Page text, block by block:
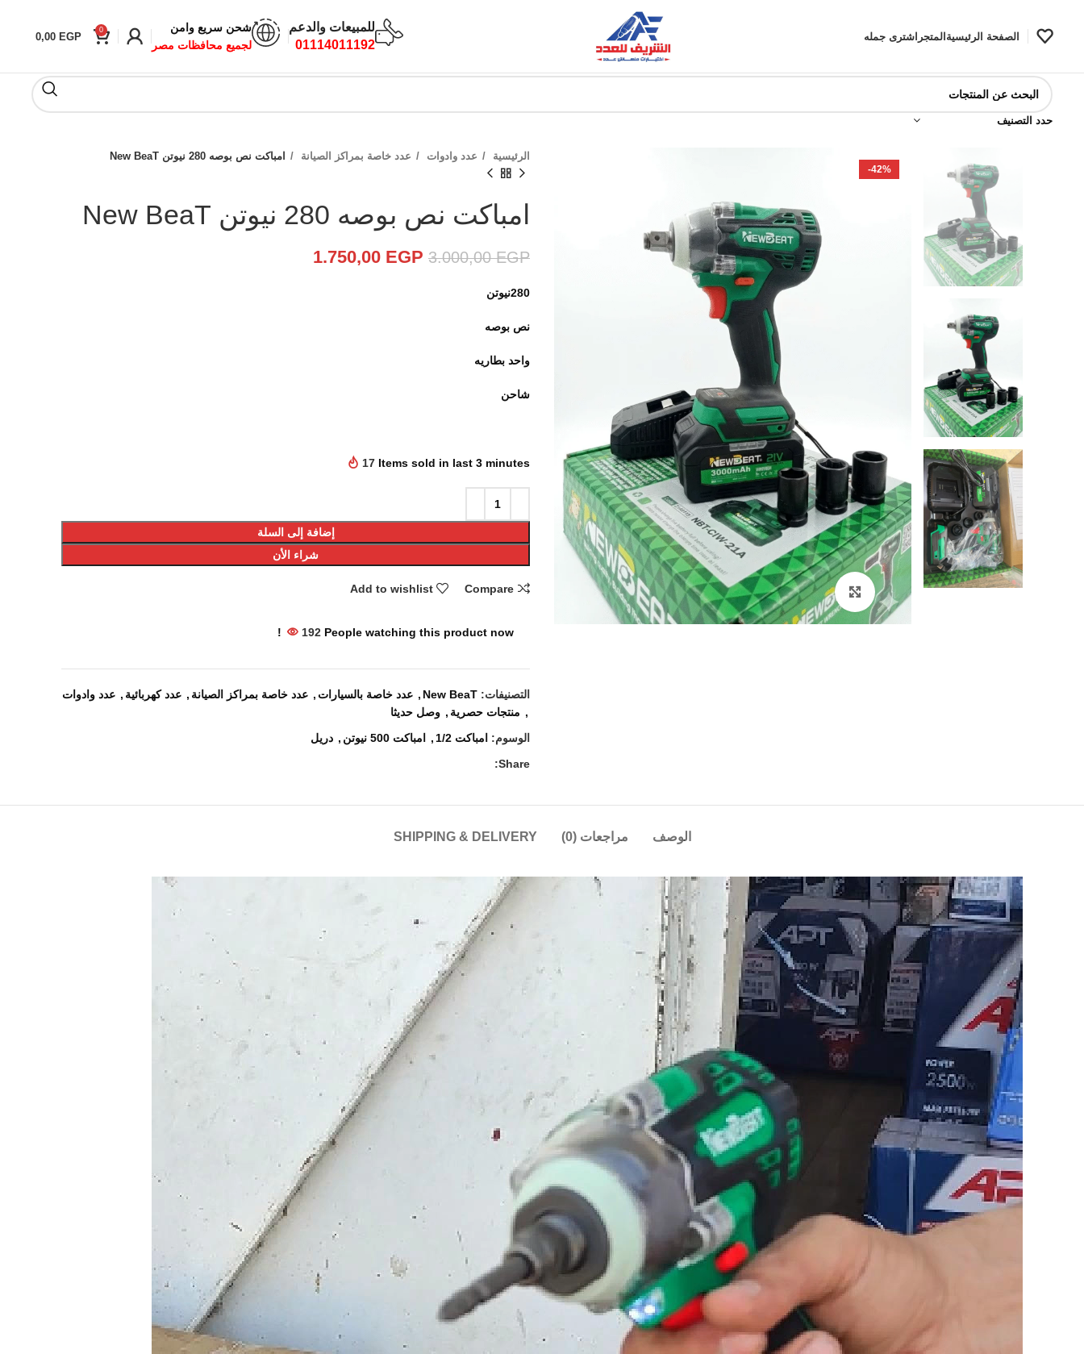
الصفحة الرئيسيةالمتجر اشترى جمله
للمبيعات والدعم
01114011192
شحن سريع وامن
لجميع محافظات مصر
0
0,00 EGP
حدد التصنيف
-42%
Click to enlarge
الرئيسية عدد وادوات عدد خاصة بمراكز الصيانة امباكت نص بوصه 280 نيوتن New BeaT
امباكت نص بوصه 280 نيوتن New BeaT
3.000,00EGP
1.750,00 EGP
280نيوتن
نص بوصه
واحد بطاريه
شاحن
17 Items sold in last 3 minutes
إضافة إلى السلة
شراء الأن
Compare
Add to wishlist
192 People watching this product now!
التصنيفات: New BeaT
, عدد خاصة بالسيارات , عدد خاصة بمراكز الصيانة , عدد كهربائية , عدد وادوات
, منتجات حصرية , وصل حديثا
الوسوم:
امباكت 1/2 , امباكت 500 نيوتن , دريل
Share:
الوصف مراجعات (0) SHIPPING & DELIVERY